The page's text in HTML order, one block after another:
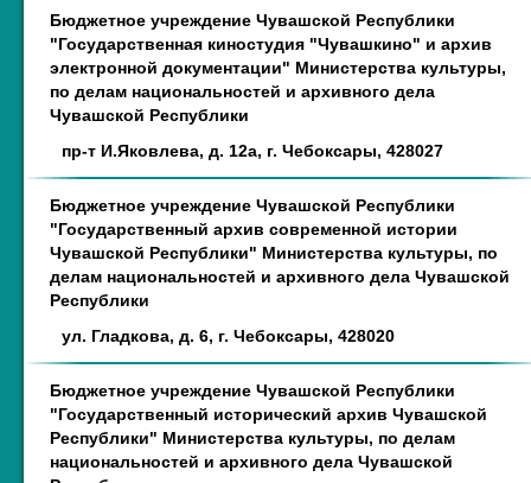
Бюджетное учреждение Чувашской Республики
"Государственная киностудия "Чувашкино" и архив
электронной документации" Министерства культуры,
по делам национальностей и архивного дела
Чувашской Республики
пр-т И.Яковлева, д. 12а, г. Чебоксары, 428027
Бюджетное учреждение Чувашской Республики
"Государственный архив современной истории
Чувашской Республики" Министерства культуры, по
делам национальностей и архивного дела Чувашской
Республики
ул. Гладкова, д. 6, г. Чебоксары, 428020
Бюджетное учреждение Чувашской Республики
"Государственный исторический архив Чувашской
Республики" Министерства культуры, по делам
национальностей и архивного дела Чувашской